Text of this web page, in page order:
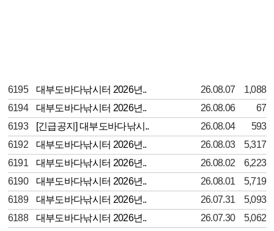
6195 대부도바다낚시터 2026년.. 26.08.07
1,088
6194
대부도바다낚시터 2026년.. 26.08.06
67
6193
[긴급공지] 대부도바다낚시.. 26.08.04
593
6192
대부도바다낚시터 2026년.. 26.08.03
5,317
6191
대부도바다낚시터 2026년.. 26.08.02
6,223
6190
대부도바다낚시터 2026년.. 26.08.01
5,719
6189
대부도바다낚시터 2026년.. 26.07.31
5,093
6188
대부도바다낚시터 2026년.. 26.07.30 5,062